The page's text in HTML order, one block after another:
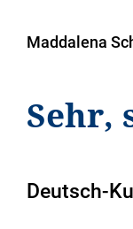
Maddalena
Sehr,
Deutsch-